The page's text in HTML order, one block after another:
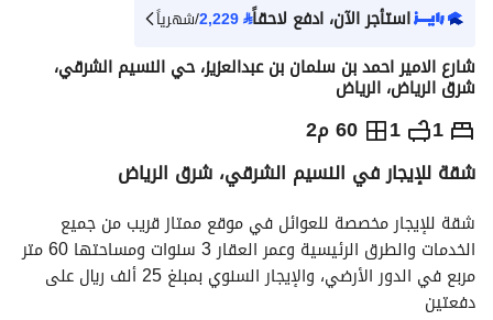
استأجر الآن، ادفع لاحقاً⃁
2,229/شهرياً
شارع الامير احمد بن سلمان بن عبدالعزيز، حي النسيم الشرقي،
شرق الرياض، الرياض
1
1 60 م2 ⃁
25,000سنوياً
الإعلان الاماكن القريبة
شقة للإيجار في النسيم الشرقي، شرق الرياض
دفعتين